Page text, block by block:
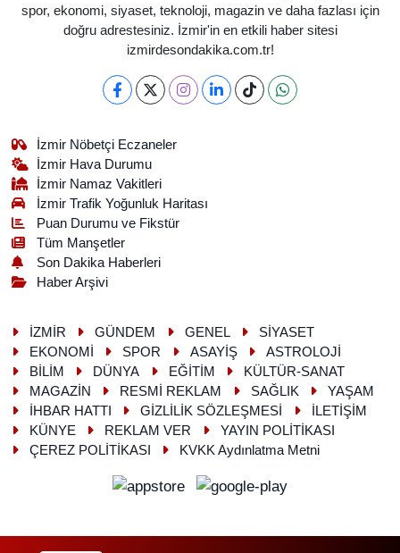
spor, ekonomi, siyaset, teknoloji, magazin ve daha fazlası için
doğru adrestesiniz. İzmir'in en etkili haber sitesi
izmirdesondakika.com.tr!
İzmir Nöbetçi Eczaneler
İzmir Hava Durumu
İzmir Namaz Vakitleri
İzmir Trafik Yoğunluk Haritası
Puan Durumu ve Fikstür
Tüm Manşetler
Son Dakika Haberleri
Haber Arşivi
İZMİR GÜNDEM GENEL
SİYASET
EKONOMİ
SPOR ASAYİŞ
ASTROLOJİ
BİLİM
DÜNYA EĞİTİM
KÜLTÜR-SANAT
MAGAZİN
RESMİ REKLAM SAĞLIK
YAŞAM
İHBAR HATTI
GİZLİLİK SÖZLEŞMESİ
İLETİŞİM
KÜNYE
REKLAM VER
YAYIN POLİTİKASI
ÇEREZ POLİTİKASI
KVKK Aydınlatma Metni